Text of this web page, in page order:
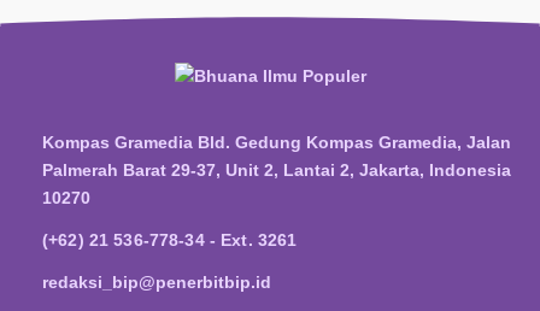
Kompas Gramedia Bld. Gedung Kompas Gramedia, Jalan
Palmerah Barat 29-37, Unit 2, Lantai 2, Jakarta, Indonesia
10270
(+62) 21 536-778-34 - Ext. 3261
redaksi_bip@penerbitbip.id